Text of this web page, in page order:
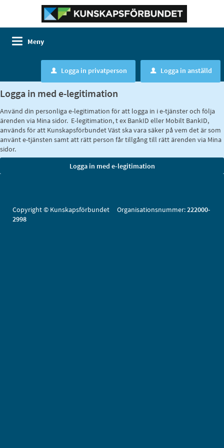
Meny
u Logga in privatperson u Logga in anställd
Logga in med e-legitimation
Använd din personliga e-legitimation för att logga in i e-tjänster och följa
ärenden via Mina sidor. E-legitimation, t ex BankID eller Mobilt BankID,
används för att Kunskapsförbundet Väst ska vara säker på vem det är som
använt e-tjänsten samt att rätt person får tillgång till rätt ärenden via Mina
sidor.
Copyright © Kunskapsförbundet Organisationsnummer:222000-
2998